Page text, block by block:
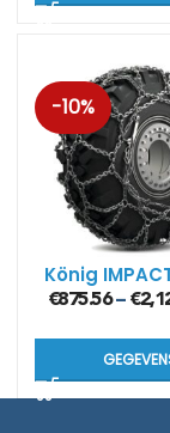
-10%
König
€875.56– €